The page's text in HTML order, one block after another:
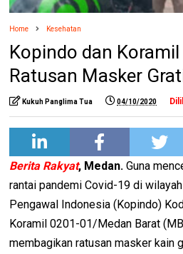
Home Kesehatan
Kopindo dan
Ratusan Masker
Kukuh Panglima Tua 04/10/2020
Berita Rakyat, Medan. Guna
rantai pandemi Covid-19 di
Pengawal Indonesia (Kopindo)
Koramil 0201-01/Medan Barat
membagikan ratusan masker kain